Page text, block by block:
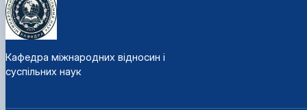
Кафедра міжнародних відносин і
суспільних наук